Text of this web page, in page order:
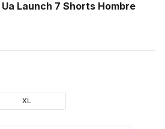
Launch 7 Shorts Hombre
XL